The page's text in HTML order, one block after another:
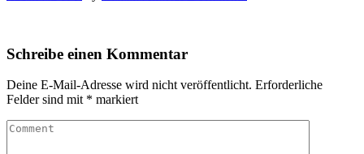
Schreibe einen Kommentar
Deine E-Mail-Adresse wird nicht veröffentlicht. Erforderliche
Felder sind mit * markiert